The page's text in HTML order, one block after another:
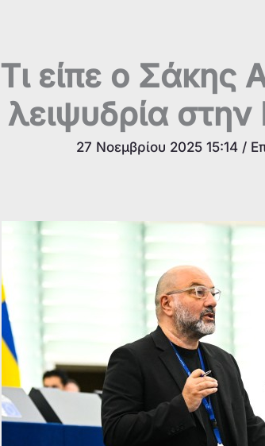
Tι είπε ο Σάκης
λειψυδρία
27 Νοεμβρίου 2025 15:14 /